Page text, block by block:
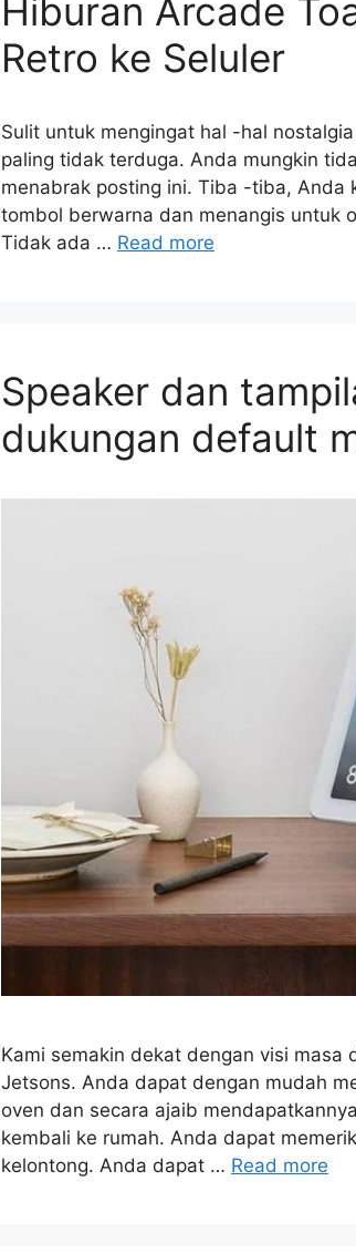
Hiburan Arcade
Retro ke Seluler
Sulit untuk mengingat hal -hal
paling tidak terduga. Anda mungkin
menabrak posting ini. Tiba -tiba, Anda
tombol berwarna dan menangis untuk
Tidak ada … Read more
Speaker dan
dukungan default
Kami semakin dekat dengan visi
Jetsons. Anda dapat dengan mudah
oven dan secara ajaib
kembali ke rumah. Anda dapat
kelontong. Anda dapat … Read more